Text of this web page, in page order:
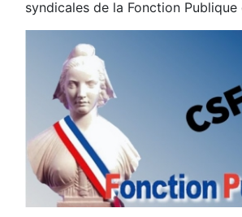
syndicales de la Fonction Publique